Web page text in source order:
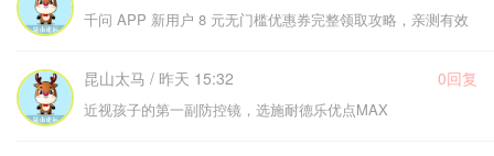
千问 APP 新用户 8 元无门槛优惠券完整领取攻略，亲测有效
昆山太马 / 昨天 15:32 0回复
近视孩子的第一副防控镜，选施耐德乐优点MAX